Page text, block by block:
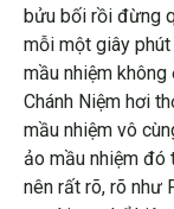
bửu bối rồi đừng
mỗi một giây
mầu nhiệm
Chánh Niệm hơi
mầu nhiệm vô
ảo mầu nhiệm đó
nên rất rõ, rõ như